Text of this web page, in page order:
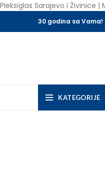
Pleksiglas Sarajevo i Živinice |
30 godina sa Vama!
KATEGORIJE